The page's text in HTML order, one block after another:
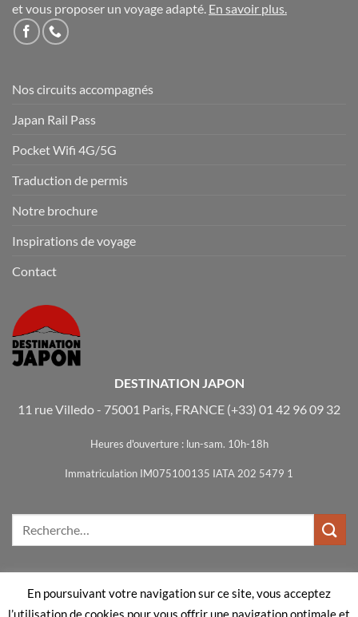
et vous proposer un voyage adapté. En savoir plus.
Nos circuits accompagnés
Japan Rail Pass
Pocket Wifi 4G/5G
Traduction de permis
Notre brochure
Inspirations de voyage
Contact
DESTINATION JAPON
11 rue Villedo - 75001 Paris, FRANCE (+33) 01 42 96 09 32
Heures d'ouverture : lun-sam. 10h-18h
Immatriculation IM075100135 IATA 202 5479 1
MasterCard
Bank
En poursuivant votre navigation sur ce site, vous acceptez
l’utilisation de cookies pour vous offrir une navigation optimale et